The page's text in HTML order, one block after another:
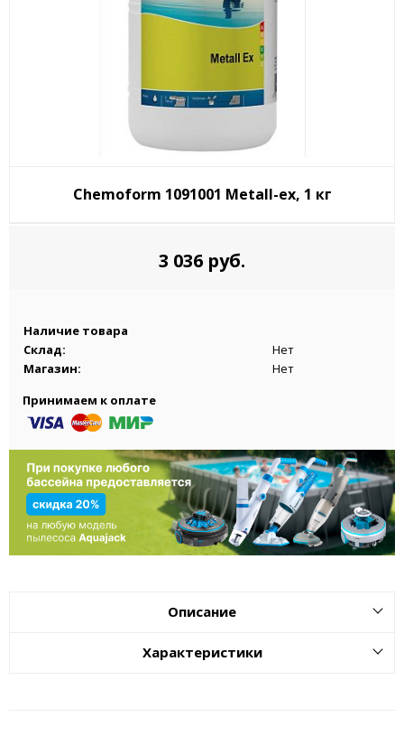
Chemoform 1091001 Metall-ex, 1 кг
3 036 руб.
Наличие товара
Склад:
Нет
Магазин:
Нет
Принимаем к оплате
Описание
Характеристики